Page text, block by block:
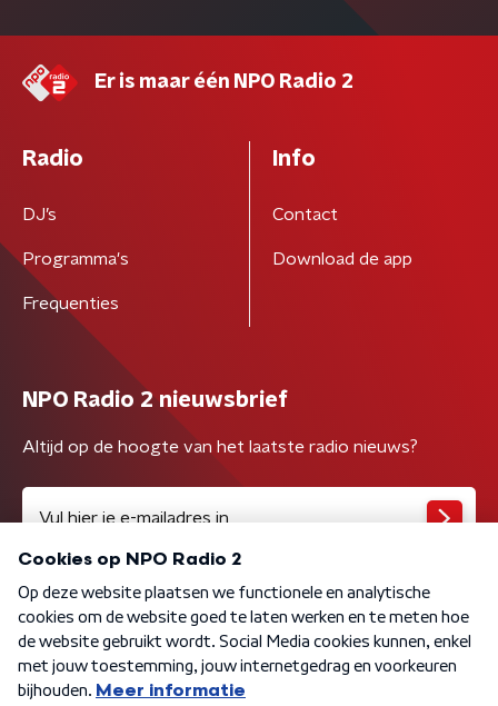
Er is maar één NPO Radio 2
Radio
DJ’s
Programma's
Frequenties
Info
Contact
Download de app
NPO Radio 2 nieuwsbrief
Altijd op de hoogte van het laatste radio nieuws?
Algemene voorwaarden